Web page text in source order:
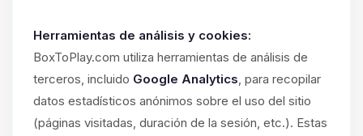
Herramientas de análisis y cookies:
BoxToPlay.com utiliza herramientas de análisis de
terceros, incluido Google Analytics, para recopilar
datos estadísticos anónimos sobre el uso del sitio
(páginas visitadas, duración de la sesión, etc.). Estas